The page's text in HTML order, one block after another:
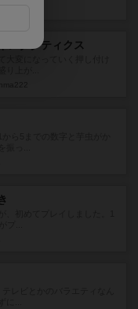
ンタクティクス